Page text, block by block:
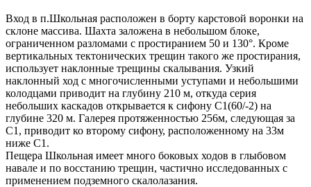
Вход в п.Школьная расположен в борту карстовой воронки на
склоне массива. Шахта заложена в небольшом блоке,
ограниченном разломами с простиранием 50 и 130°. Кроме
вертикальных тектонических трещин такого же простирания,
использует наклонные трещины скалывания. Узкий
наклонный ход с многочисленными уступами и небольшими
колодцами приводит на глубину 210 м, откуда серия
небольших каскадов открывается к сифону С1(60/-2) на
глубине 320 м. Галерея протяженностью 256м, следующая за
С1, приводит ко второму сифону, расположенному на 33м
ниже С1.
Пещера Школьная имеет много боковых ходов в глыбовом
навале и по восстанию трещин, частично исследованных с
применением подземного скалолазания.